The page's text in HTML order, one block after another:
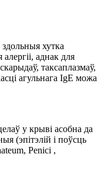
хутка
аднак для
таксаплазмаў,
агульнага IgE можа
у крыві асобна да
(эпітэлій і поўсць
Penici ,